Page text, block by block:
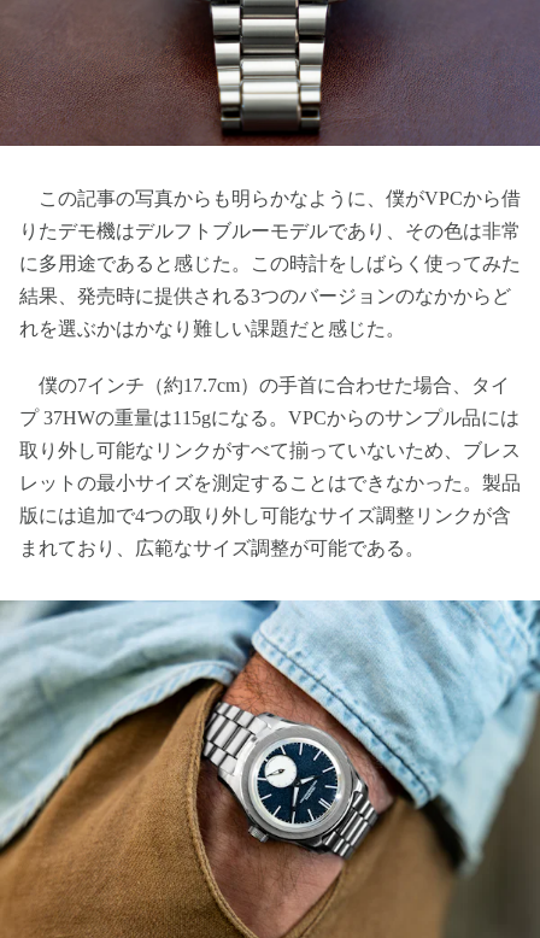
この記事の写真からも明らかなように、僕がVPCから借
りたデモ機はデルフトブルーモデルであり、その色は非常
に多用途であると感じた。この時計をしばらく使ってみた
結果、発売時に提供される3つのバージョンのなかからど
れを選ぶかはかなり難しい課題だと感じた。
僕の7インチ（約17.7cm）の手首に合わせた場合、タイ
プ 37HWの重量は115gになる。VPCからのサンプル品には
取り外し可能なリンクがすべて揃っていないため、ブレス
レットの最小サイズを測定することはできなかった。製品
版には追加で4つの取り外し可能なサイズ調整リンクが含
まれており、広範なサイズ調整が可能である。